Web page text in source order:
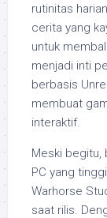
rutinitas
cerita yang
untuk
menjadi inti
berbasis
membuat
interaktif.
Meski begitu,
PC yang
Warhorse
saat rilis.